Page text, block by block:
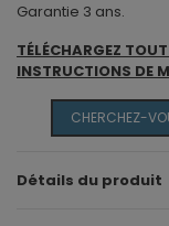
Garantie 3 ans.
TÉLÉCHARGEZ
INSTRUCTIONS DE
CHERCHEZ-
Détails du produit